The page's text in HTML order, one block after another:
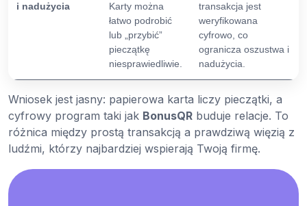
i nadużycia
Karty można
łatwo podrobić
lub „przybić”
pieczątkę
niesprawiedliwie.
transakcja jest
weryfikowana
cyfrowo, co
ogranicza oszustwa i
nadużycia.
Wniosek jest jasny: papierowa karta liczy pieczątki, a
cyfrowy program taki jak BonusQR buduje relacje. To
różnica między prostą transakcją a prawdziwą więzią z
ludźmi, którzy najbardziej wspierają Twoją firmę.